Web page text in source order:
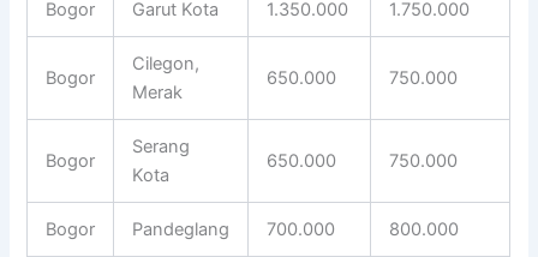
Bogor Garut Kota 1.350.000 1.750.000
Bogor
Cilegon,
Merak
650.000 750.000
Bogor
Serang
Kota
650.000 750.000
Bogor Pandeglang 700.000 800.000